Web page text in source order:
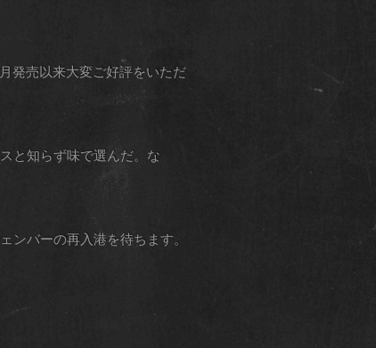
発売以来大変ご好評をいただ
と知らず味で選んだ。な
ンバーの再入港を待ちます。